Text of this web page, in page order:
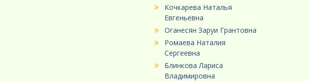
Кочкарева Наталья
Евгеньевна
Оганесян Заруи Грантовна
Ромаева Наталия
Сергеевна
Блинкова Лариса
Владимировна